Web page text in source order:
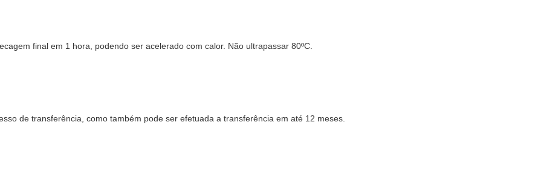
final em 1 hora, podendo ser acelerado com calor. Não ultrapassar 80ºC.
de transferência, como também pode ser efetuada a transferência em até 12 meses.